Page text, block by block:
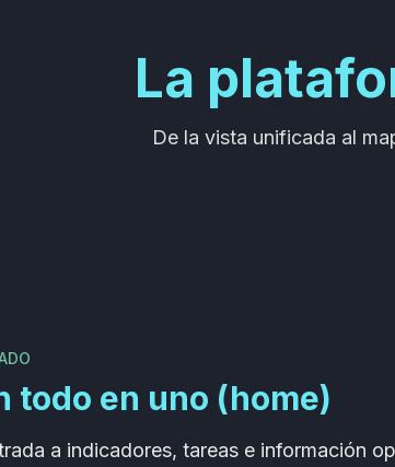
La
De la vista unificada al
todo en uno (home)
a indicadores, tareas e información